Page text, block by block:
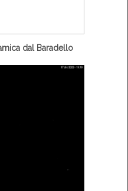
dal Baradello